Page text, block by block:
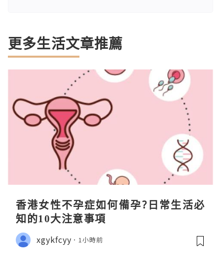
更多生活文章推薦
香港女性不孕症如何備孕?日常生活必
知的10大注意事項
xgykfcyy 1小時前